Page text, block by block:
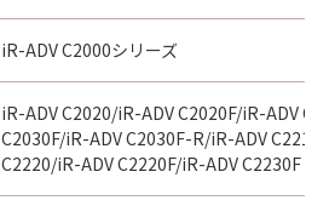
iR-ADV C2000シリーズ
iR-ADV C2020/iR-ADV C2020F/iR-ADV
C2030F/iR-ADV C2030F-R/iR-ADV
C2220/iR-ADV C2220F/iR-ADV C2230F